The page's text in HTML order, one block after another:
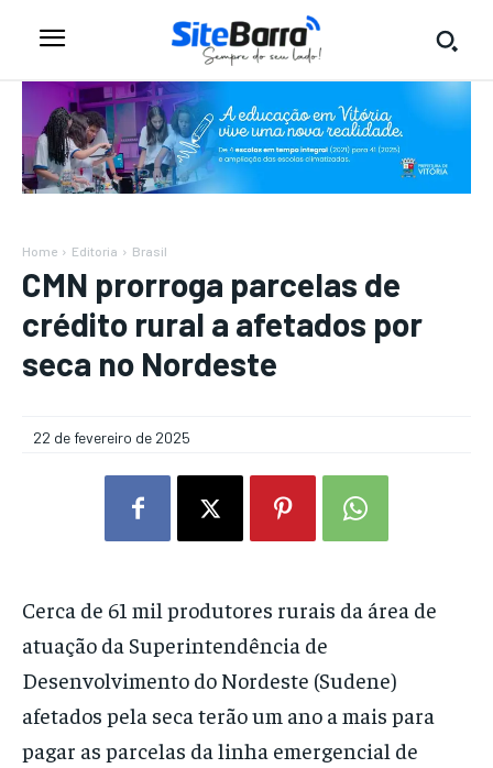
Home Editoria Brasil
CMN prorroga parcelas de
crédito rural a afetados por
seca no Nordeste
22 de fevereiro de 2025
Cerca de 61 mil produtores rurais da área de
atuação da Superintendência de
Desenvolvimento do Nordeste (Sudene)
afetados pela seca terão um ano a mais para
pagar as parcelas da linha emergencial de